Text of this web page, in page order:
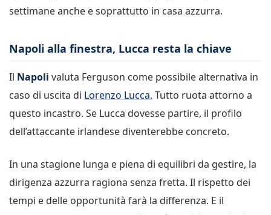
settimane anche e soprattutto in casa azzurra.
Napoli alla finestra, Lucca resta la chiave
Il Napoli valuta Ferguson come possibile alternativa in
caso di uscita di Lorenzo Lucca. Tutto ruota attorno a
questo incastro. Se Lucca dovesse partire, il profilo
dell’attaccante irlandese diventerebbe concreto.
In una stagione lunga e piena di equilibri da gestire, la
dirigenza azzurra ragiona senza fretta. Il rispetto dei
tempi e delle opportunità farà la differenza. E il